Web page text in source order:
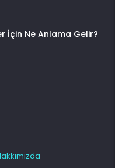
İçin Ne Anlama Gelir?